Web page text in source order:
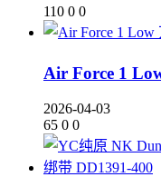
110 0 0
Air Force 1
2026-04-03
65 0 0